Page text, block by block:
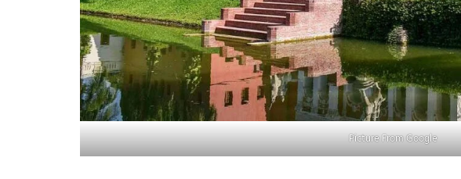
Picture From Google